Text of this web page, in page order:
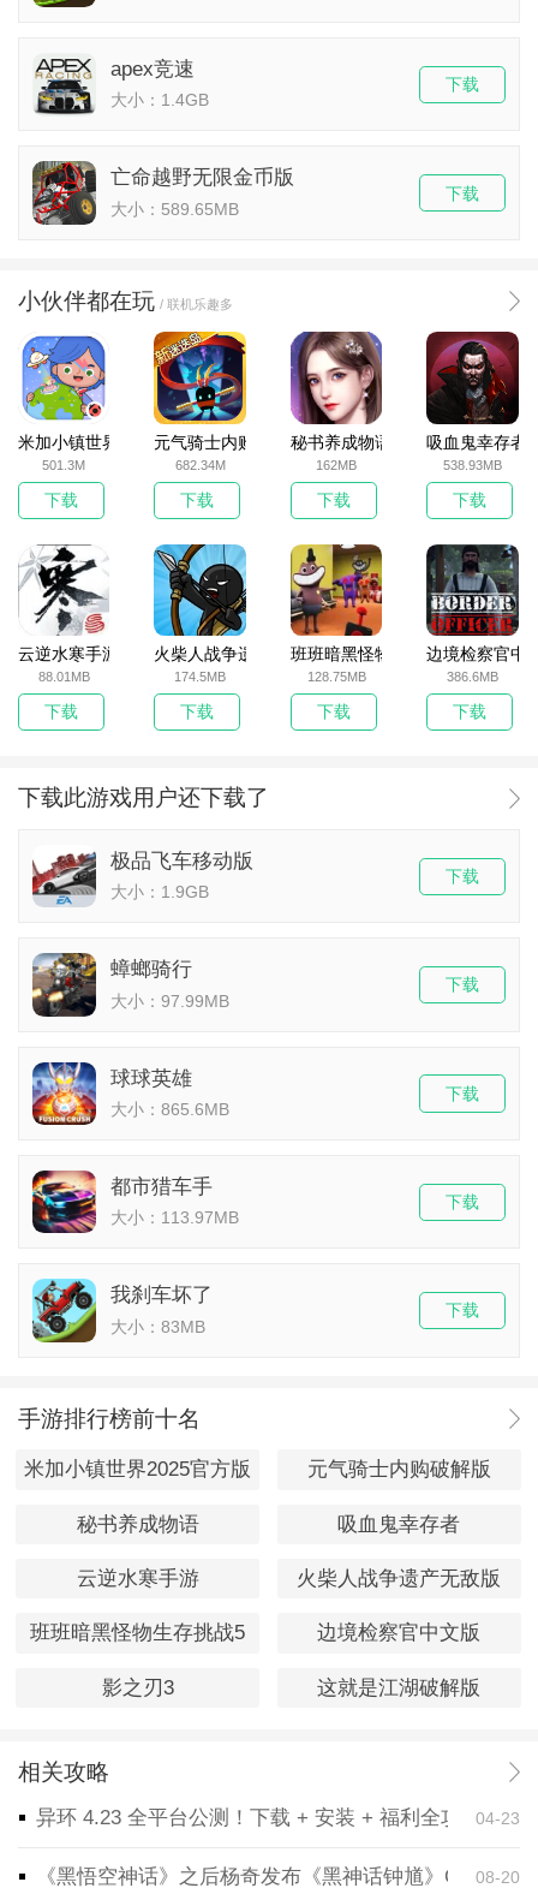
apex竞速
大小：1.4GB
下载
亡命越野无限金币版
大小：589.65MB
下载
小伙伴都在玩 / 联机乐趣多
米加小镇世界2025官方版
501.3M
下载
元气骑士内购破解版
682.34M
下载
秘书养成物语
162MB
下载
吸血鬼幸存者
538.93MB
下载
云逆水寒手游
88.01MB
下载
火柴人战争遗产无敌版
174.5MB
下载
班班暗黑怪物生存挑战5
128.75MB
下载
边境检察官中
386.6MB
下载
下载此游戏用户还下载了
极品飞车移动版
大小：1.9GB
下载
蟑螂骑行
大小：97.99MB
下载
球球英雄
大小：865.6MB
下载
都市猎车手
大小：113.97MB
下载
我刹车坏了
大小：83MB
下载
手游排行榜前十名
米加小镇世界2025官方版 元气骑士内购破解版
秘书养成物语 吸血鬼幸存者
云逆水寒手游 火柴人战争遗产无敌版
班班暗黑怪物生存挑战5 边境检察官中文版
影之刃3 这就是江湖破解版
相关攻略
异环 4.23 全平台公测！下载 + 安装 + 福利全攻略，一
04-23
《黑悟空神话》之后杨奇发布《黑神话钟馗》CG！预
08-20